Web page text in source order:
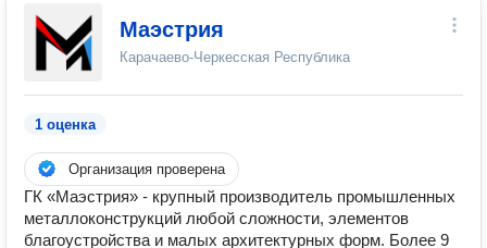
Маэстрия
Карачаево-Черкесская Республика
1 оценка
Организация проверена
ГК «Маэстрия» - крупный производитель промышленных
металлоконструкций любой сложности, элементов
благоустройства и малых архитектурных форм. Более 9